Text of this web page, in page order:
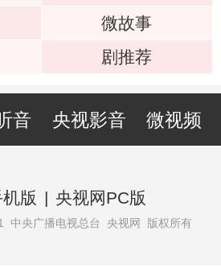
微故事
剧推荐
音 央视影音 微视频
版 | 央视网PC版
中央广播电视总台 央视网 版权所有